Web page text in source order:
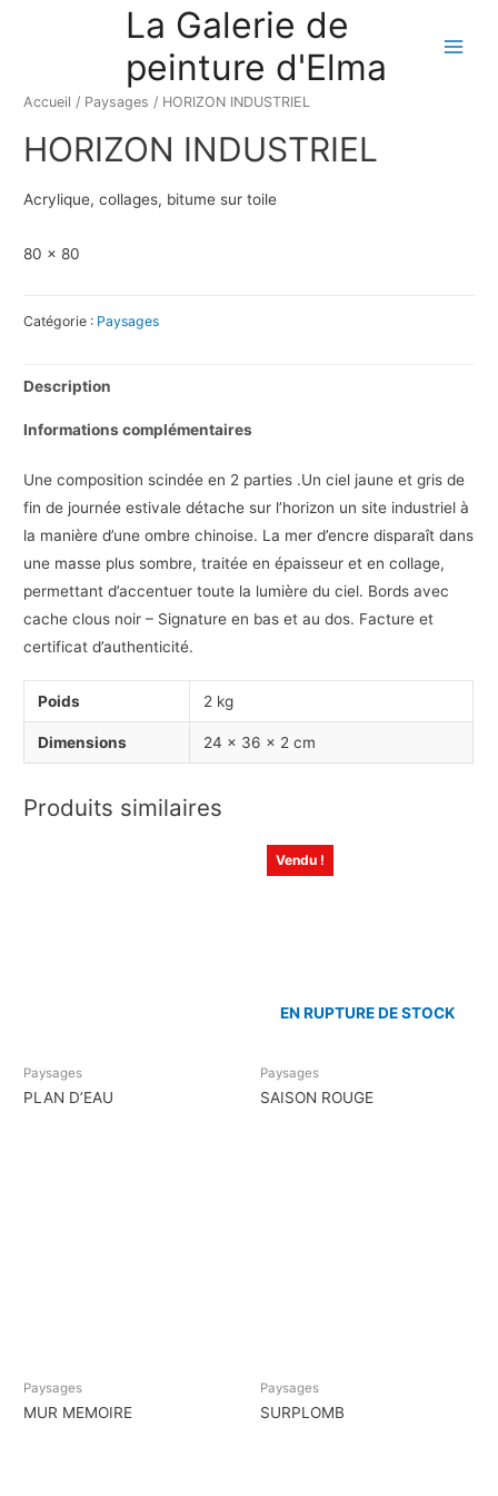
La Galerie de
peinture d'Elma
Accueil / Paysages / HORIZON INDUSTRIEL
HORIZON INDUSTRIEL
Acrylique, collages, bitume sur toile
80 x 80
Catégorie : Paysages
Description
Informations complémentaires
Une composition scindée en 2 parties .Un ciel jaune et gris de
fin de journée estivale détache sur l’horizon un site industriel à
la manière d’une ombre chinoise. La mer d’encre disparaît dans
une masse plus sombre, traitée en épaisseur et en collage,
permettant d’accentuer toute la lumière du ciel. Bords avec
cache clous noir – Signature en bas et au dos. Facture et
certificat d’authenticité.
Poids 2 kg
Dimensions 24 × 36 × 2 cm
Produits similaires
Paysages
PLAN D’EAU
Vendu !
EN RUPTURE DE STOCK
Paysages
SAISON ROUGE
Paysages
MUR MEMOIRE
Paysages
SURPLOMB